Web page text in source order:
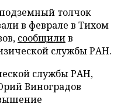
толчок
в феврале в Тихом
сообщилив
службы РАН.
службы РАН,
Виноградов